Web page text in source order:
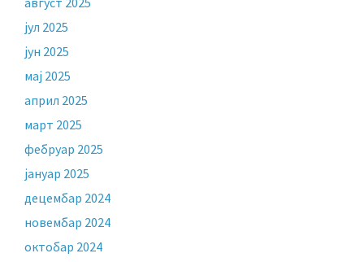
јул 2025
јун 2025
мај 2025
април 2025
март 2025
фебруар 2025
јануар 2025
децембар 2024
новембар 2024
октобар 2024